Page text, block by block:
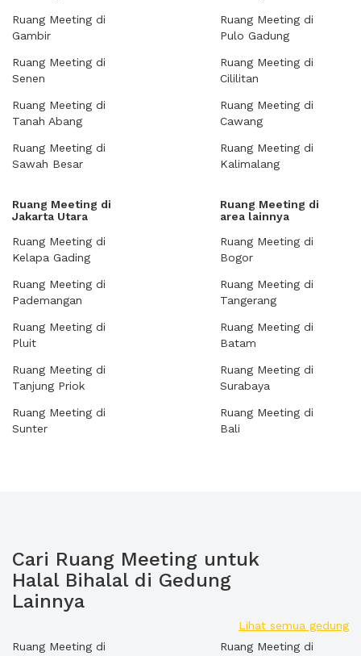
Ruang Meeting di
Gambir
Ruang Meeting di
Senen
Ruang Meeting di
Tanah Abang
Ruang Meeting di
Sawah Besar
Ruang Meeting di
Pulo Gadung
Ruang Meeting di
Cililitan
Ruang Meeting di
Cawang
Ruang Meeting di
Kalimalang
Ruang Meeting di
Jakarta Utara
Ruang Meeting di
Kelapa Gading
Ruang Meeting di
Pademangan
Ruang Meeting di
Pluit
Ruang Meeting di
Tanjung Priok
Ruang Meeting di
Sunter
Ruang Meeting di
area lainnya
Ruang Meeting di
Bogor
Ruang Meeting di
Tangerang
Ruang Meeting di
Batam
Ruang Meeting di
Surabaya
Ruang Meeting di
Bali
Cari Ruang Meeting untuk
Halal Bihalal di Gedung
Lainnya
Lihat semua gedung
Ruang Meeting di
Ruang Meeting di